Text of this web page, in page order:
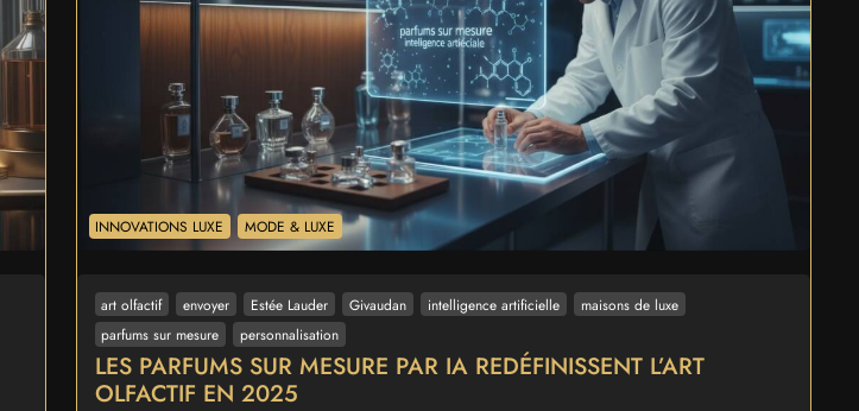
INNOVATIONS LUXE MODE & LUXE
art olfactif envoyer Estée Lauder Givaudan intelligence artificielle
maisons de luxe
parfums sur mesure
personnalisation
LES PARFUMS SUR MESURE PAR IA REDÉFINISSENT L’ART
OLFACTIF EN 2025